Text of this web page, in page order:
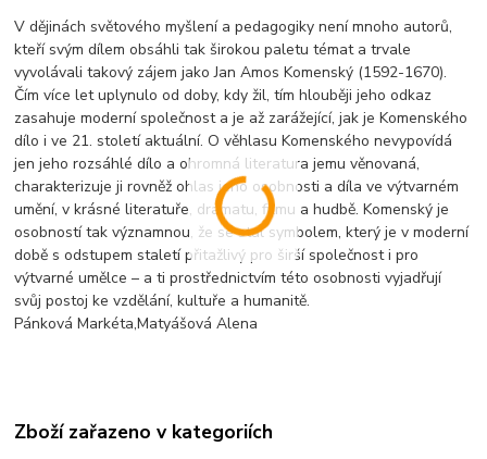
V dějinách světového myšlení a pedagogiky není mnoho autorů,
kteří svým dílem obsáhli tak širokou paletu témat a trvale
vyvolávali takový zájem jako Jan Amos Komenský (1592-1670).
Čím více let uplynulo od doby, kdy žil, tím hlouběji jeho odkaz
zasahuje moderní společnost a je až zarážející, jak je Komenského
dílo i ve 21. století aktuální. O věhlasu Komenského nevypovídá
jen jeho rozsáhlé dílo a ohromná literatura jemu věnovaná,
charakterizuje ji rovněž ohlas jeho osobnosti a díla ve výtvarném
umění, v krásné literatuře, dramatu, filmu a hudbě. Komenský je
osobností tak významnou, že se stal symbolem, který je v moderní
době s odstupem staletí přitažlivý pro širší společnost i pro
výtvarné umělce – a ti prostřednictvím této osobnosti vyjadřují
svůj postoj ke vzdělání, kultuře a humanitě.
Pánková Markéta,Matyášová Alena
Zboží zařazeno v kategoriích